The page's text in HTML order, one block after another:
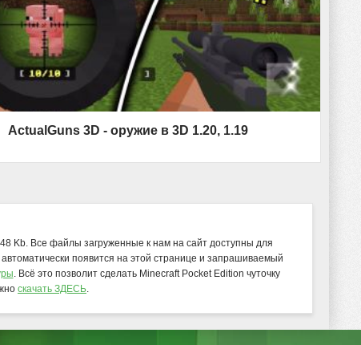
ActualGuns 3D - оружие в 3D 1.20, 1.19
Kb. Все файлы загруженные к нам на сайт доступны для
появится на этой странице и запрашиваемый
. Всё это позволит сделать Minecraft Pocket Edition чуточку
скачать ЗДЕСЬ.